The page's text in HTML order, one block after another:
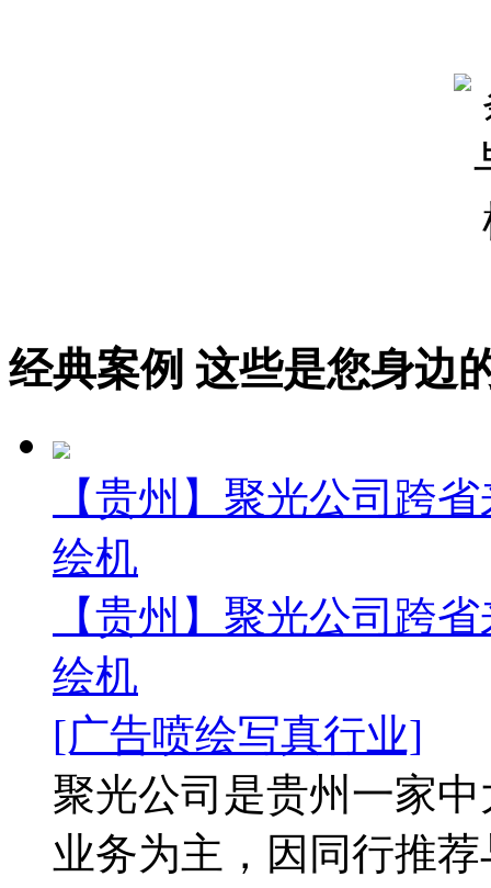
经典案例 这些是您身边
【贵州】聚光公司跨
绘机
【贵州】聚光公司跨
绘机
[广告喷绘写真行业]
聚光公司是贵州一家
业务为主，因同行推